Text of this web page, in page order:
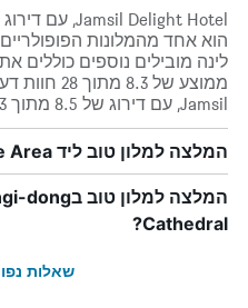
Jamsil, עם דירוג של 8.5 מתוך 393 חוות דעת.
המלצה למלון טוב ליד Hongdae Area?
Cathedral?
שאלות